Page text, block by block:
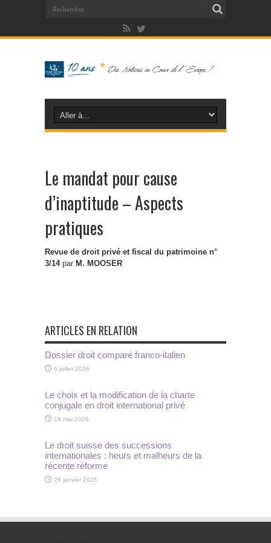
Le mandat pour cause
d’inaptitude – Aspects
pratiques
Revue de droit privé et fiscal du patrimoine n°
3/14 par M. MOOSER
ARTICLES EN RELATION
Dossier droit comparé franco-italien
6 juillet 2026
Le choix et la modification de la charte
conjugale en droit international privé
18 mai 2026
Le droit suisse des successions
internationales : heurs et malheurs de la
récente réforme
28 janvier 2026